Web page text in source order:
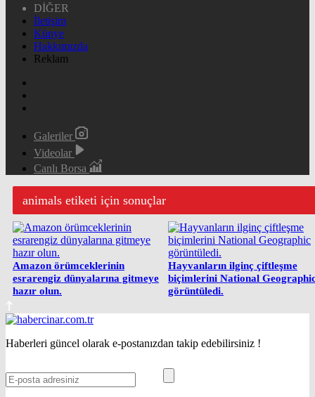
DİĞER
İletişim
Künye
Hakkımızda
Reklam
Galeriler
Videolar
Canlı Borsa
animals etiketi için sonuçlar
Amazon örümceklerinin
esrarengiz dünyalarına gitmeye
hazır olun.
Hayvanların ilginç çiftleşme
biçimlerini National
görüntüledi.
Haberleri güncel olarak e-postanızdan takip edebilirsiniz !